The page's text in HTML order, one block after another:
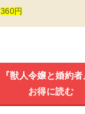
360円
『獣人令嬢と婚約
お得に読む